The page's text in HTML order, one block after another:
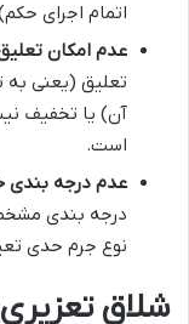
اتمام اجرای
عدم امکان
تعلیق (یعنی به
آن) یا تخفیف
است.
عدم درجه
درجه بندی
نوع جرم حدی
شلاق